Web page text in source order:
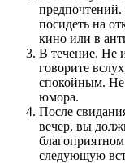
предпочтений.
посидеть на
кино или в
В течение. Не
говорите
спокойным. Не
юмора.
После
вечер, вы
следующую